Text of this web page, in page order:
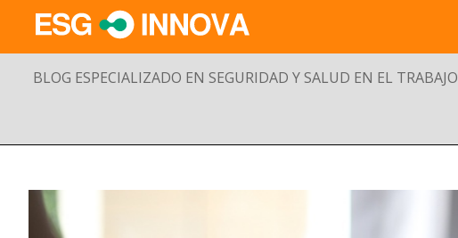
BLOG ESPECIALIZADO EN SEGURIDAD Y SALUD EN EL TRABAJO